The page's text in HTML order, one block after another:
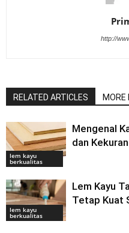
http://
RELATED ARTICLES MORE
lem kayu
berkualitas
Mengenal
dan
lem kayu
berkualitas
Lem Kayu
Tetap Kuat